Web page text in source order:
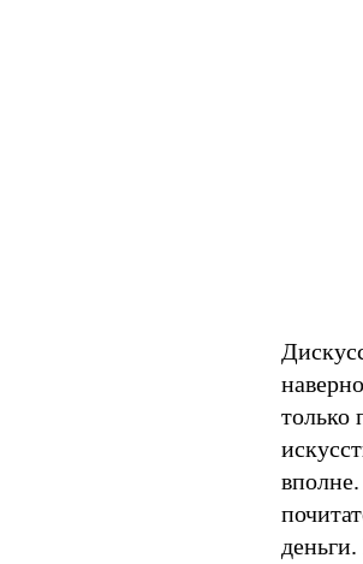
только